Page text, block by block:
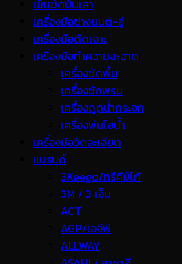
เข็มขัดปีนเสา
เครื่องมือช่างยนต์-อู่
เครื่องมือตัดเจาะ
เครื่องมือทำความสะอาด
เครื่องขัดพื้น
เครื่องซักพรม
เครื่องดูดน้ำกระจก
เครื่องพ่นไอน้ำ
เครื่องมือวัดละเอียด
แบรนด์
3Keego/ทรีคีย์โก้
3M / 3 เอ็ม
ACT
AGP/เอจีพี
ALLWAY